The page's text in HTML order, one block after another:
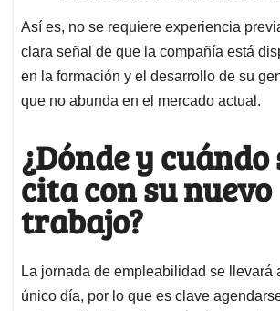
Así es, no se requiere experiencia
clara señal de que la compañía está
en la formación y el desarrollo de su
que no abunda en el mercado actual.
¿Dónde y
cita con su nuevo
trabajo?
La jornada de empleabilidad se llevará
único día, por lo que es clave